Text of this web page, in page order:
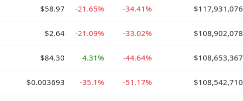
$58.97 -21.65% -34.41% $117,931,076
$2.64 -21.09% -33.02% $108,902,078
$84.30 4.31% -44.64% $108,653,367
$0.003693 -35.1% -51.17% $108,542,710